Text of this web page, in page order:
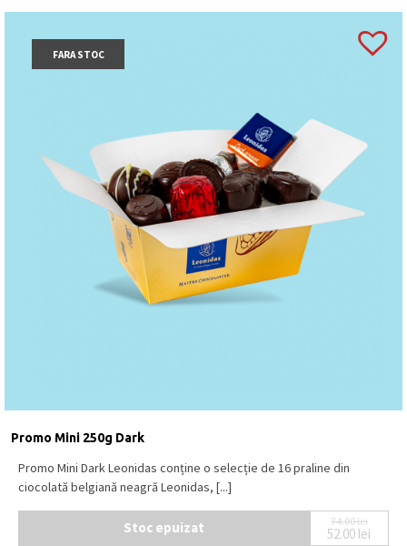
FARA STOC
Promo Mini 250g Dark
Promo Mini Dark Leonidas conține o selecție de 16 praline din
ciocolată belgiană neagră Leonidas, [...]
Stoc epuizat 74.00lei
Prețul
52.00 lei
Prețul